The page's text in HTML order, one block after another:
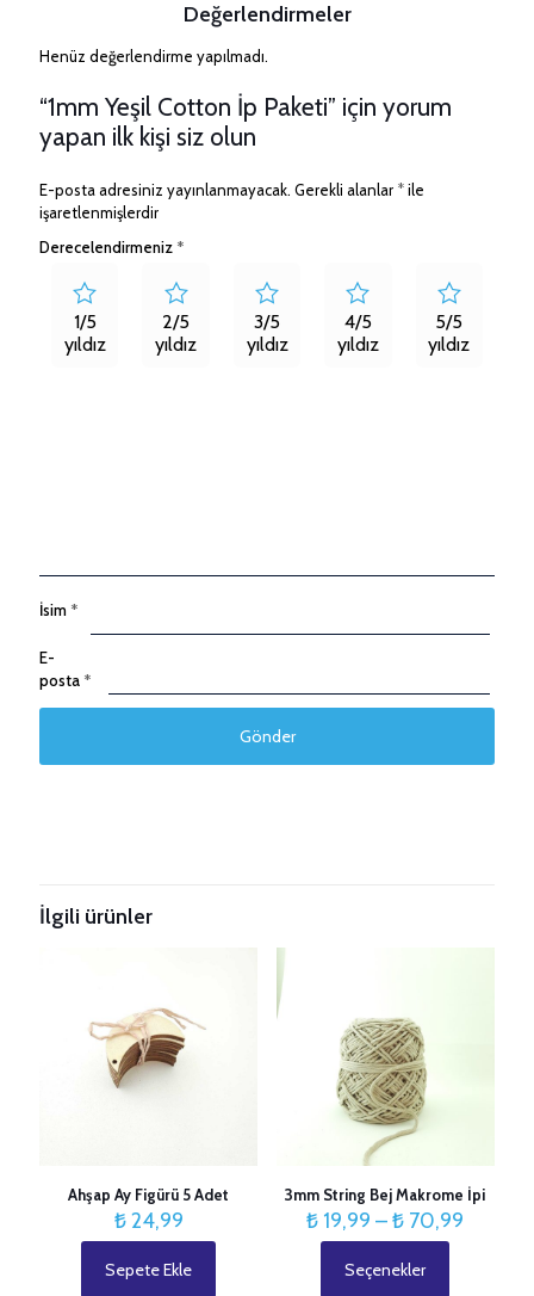
Değerlendirmeler
Henüz değerlendirme yapılmadı.
“1mm Yeşil Cotton İp Paketi” için yorum
yapan ilk kişi siz olun
E-posta adresiniz yayınlanmayacak. Gerekli alanlar *ile
işaretlenmişlerdir
Derecelendirmeniz *
1/5
yıldız
2/5
yıldız
3/5
yıldız
4/5
yıldız
5/5
yıldız
İsim *
E-
posta *
İlgili ürünler
Ahşap Ay Figürü 5 Adet
₺24,99
Sepete Ekle
3mm String Bej Makrome İpi
₺ 19,99 –₺ 70,99
Seçenekler